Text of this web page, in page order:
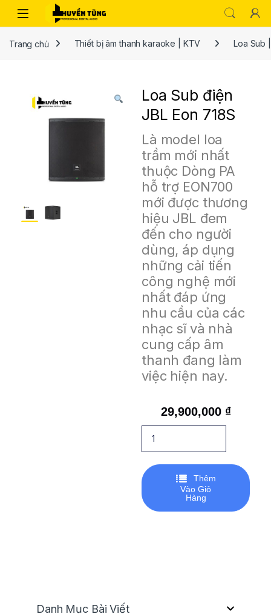
Trang chủ Thiết bị âm thanh karaoke | KTV Loa Sub
Loa Sub điện
JBL Eon 718S
Là model loa
trầm mới nhất
thuộc Dòng PA
hỗ trợ EON700
mới được thương
hiệu JBL đem
đến cho người
dùng, áp dụng
những cải tiến
công nghệ mới
nhất đáp ứng
nhu cầu của các
nhạc sĩ và nhà
cung cấp âm
thanh đang làm
việc hiện nay.
29,900,000 ₫
Thêm
Vào Giỏ
Hàng
Danh Mục Bài Viết